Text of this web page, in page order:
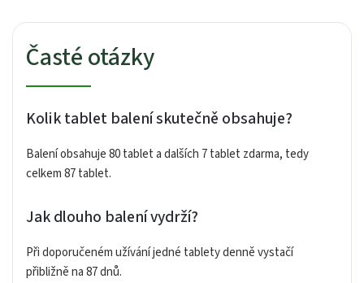
Časté otázky
Kolik tablet balení skutečně obsahuje?
Balení obsahuje 80 tablet a dalších 7 tablet zdarma, tedy
celkem 87 tablet.
Jak dlouho balení vydrží?
Při doporučeném užívání jedné tablety denně vystačí
přibližně na 87 dnů.